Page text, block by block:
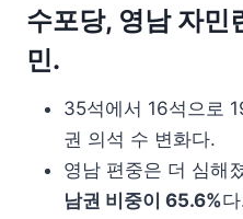
수포당, 영남 자민
민.
35석에서 16석으로
권 의석 수 변화다.
영남 편중은 더 심해
남권 비중이 65.6%